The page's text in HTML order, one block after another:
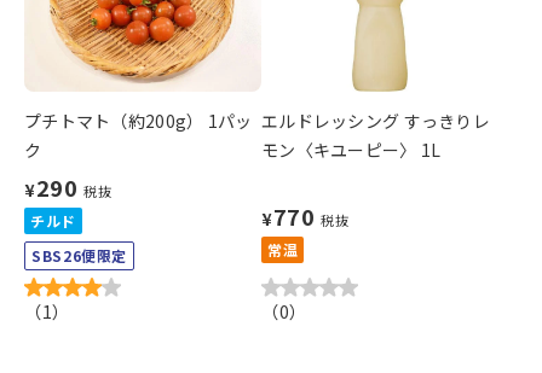
プチトマト（約200g） 1パッ
ク
¥290 税抜
チルド
SBS26便限定
（1）
エルドレッシング すっきりレ
モン〈キユーピー〉 1L
¥770 税抜
常温
（0）